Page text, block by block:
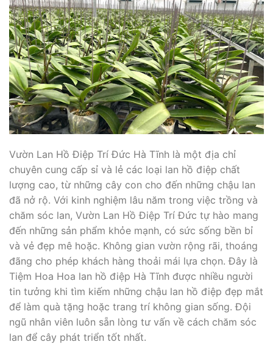
Vườn Lan Hồ Điệp Trí Đức Hà Tĩnh là một địa chỉ
chuyên cung cấp sỉ và lẻ các loại lan hồ điệp chất
lượng cao, từ những cây con cho đến những chậu lan
đã nở rộ. Với kinh nghiệm lâu năm trong việc trồng và
chăm sóc lan, Vườn Lan Hồ Điệp Trí Đức tự hào mang
đến những sản phẩm khỏe mạnh, có sức sống bền bỉ
và vẻ đẹp mê hoặc. Không gian vườn rộng rãi, thoáng
đãng cho phép khách hàng thoải mái lựa chọn. Đây là
Tiệm Hoa Hoa lan hồ điệp Hà Tĩnh được nhiều người
tin tưởng khi tìm kiếm những chậu lan hồ điệp đẹp mắt
để làm quà tặng hoặc trang trí không gian sống. Đội
ngũ nhân viên luôn sẵn lòng tư vấn về cách chăm sóc
lan để cây phát triển tốt nhất.